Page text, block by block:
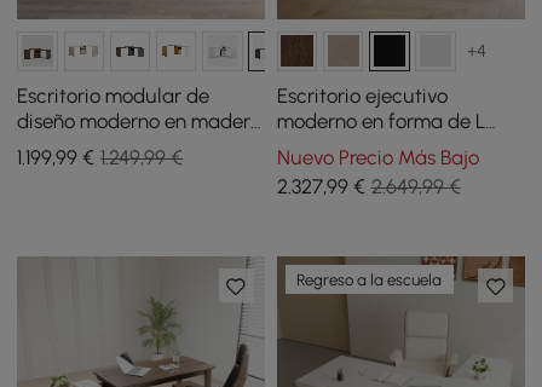
Escritorio modular de
diseño moderno en madera
con cajones, escritorio
giratorio en forma de L de
1.199,99 € 1.249,99 €
+4
Escritorio ejecutivo
moderno en forma de L
negro de 70.9 pulgadas
para mano derecha y silla
de oficina reclinable de
Nuevo Precio Más Bajo
2.327,99€ 2.649,99 €
Regreso a la escuela